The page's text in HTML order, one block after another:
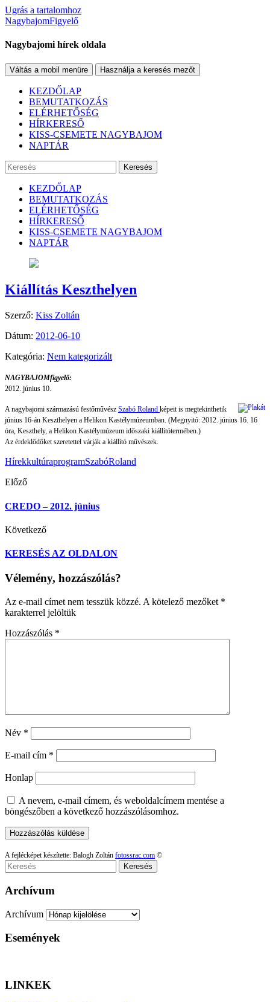
Ugrás a tartalomhoz
NagybajomFigyelő
Nagybajomi hírek oldala
Váltás a mobil menüre Használja a keresés mezőt
KEZDŐLAP
BEMUTATKOZÁS
ELÉRHETŐSÉG
HÍRKERESŐ
KISS-CSEMETE NAGYBAJOM
NAPTÁR
Keresés
KEZDŐLAP
BEMUTATKOZÁS
ELÉRHETŐSÉG
HÍRKERESŐ
KISS-CSEMETE NAGYBAJOM
NAPTÁR
Kiállítás Keszthelyen
Szerző: Kiss Zoltán
Dátum: 2012-06-10
Kategória: Nem kategorizált
NAGYBAJOMfigyelő:
2012. június 10.
A nagybajomi származású festőművész Szabó Roland képeit is megtekinthetik
június 16-án Keszthelyen a Helikon Kastélymúzeumban. (Megnyitó: 2012. június 16. 16
óra, Keszthely, a Helikon Kastélymúzeum időszaki kiállítótermében.)
Az érdeklődőket szeretettel várják a kiállító művészek.
HírekkultúraprogramSzabóRoland
Előző
CREDO – 2012. június
Következő
KERESÉS AZ OLDALON
Vélemény, hozzászólás?
Az e-mail címet nem tesszük közzé. A kötelező mezőket *
karakterrel jelöltük
Hozzászólás *
Név *
E-mail cím *
Honlap
A nevem, e-mail címem, és weboldalcímem mentése a
böngészőben a következő hozzászólásomhoz.
A fejlécképet készítette: Balogh Zoltán fotossrac.com ©
Keresés
Archívum
Archívum
Események
LINKEK